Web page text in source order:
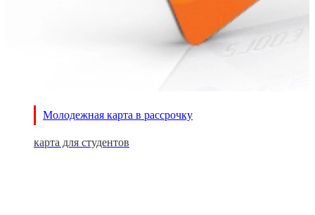
Молодежная карта в рассрочку
карта для студентов